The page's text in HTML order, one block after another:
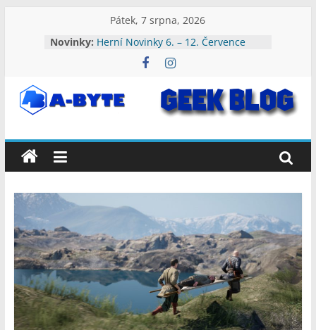
Pátek, 7 srpna, 2026
Novinky: Herní Novinky 13. – 19. Července
Herní Novinky 6. – 12. Července
Herní Novinky 3. – 9. Srpna 2026
Herní Novinky 27. Července – 2.
Herní Novinky 20. – 26. Července
A-
Byte:
Geek
Blog
A-
Byte
Blog
–